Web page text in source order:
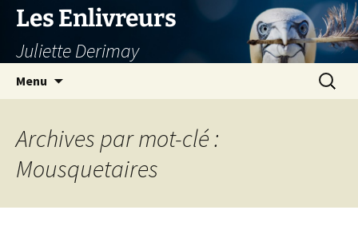
Aller
contenu
Les Enlivreurs
Juliette Derimay
Menu
Archives par mot-clé :
Mousquetaires